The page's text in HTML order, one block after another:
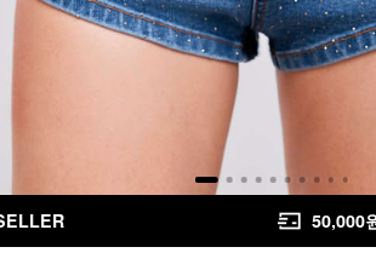
50,000원 이상 구매 시 무료배송